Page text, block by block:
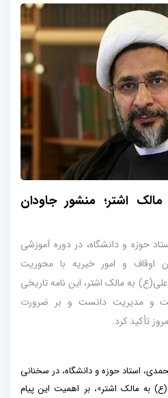
اشتر؛ منشور جاودان
حوزه و دانشگاه، در دوره آموزشی
اوقاف و امور خیریه با محوریت
به مالک اشتر، این نامه تاریخی
و مدیریت دانست و بر ضرورت
تأکید کرد.
استاد حوزه و دانشگاه، در سخنانی
به مالک اشتر»، بر اهمیت این پیام